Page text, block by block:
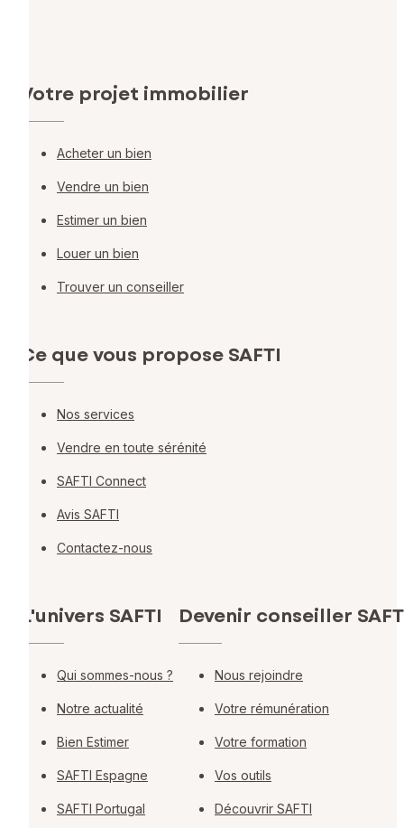
Votre projet immobilier
Acheter un bien
Vendre un bien
Estimer un bien
Louer un bien
Trouver un conseiller
Ce que vous propose SAFTI
Nos services
Vendre en toute sérénité
SAFTI Connect
Avis SAFTI
Contactez-nous
L'univers SAFTI
Qui sommes-nous ?
Notre actualité
Bien Estimer
SAFTI Espagne
SAFTI Portugal
Devenir conseiller
Nous rejoindre
Votre rémunération
Votre formation
Vos outils
Découvrir SAFTI